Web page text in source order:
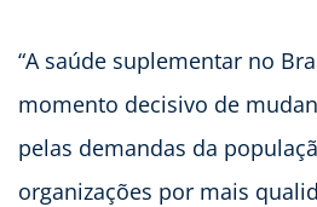
“A saúde suplementar no
momento decisivo de
pelas demandas da
organizações por mais